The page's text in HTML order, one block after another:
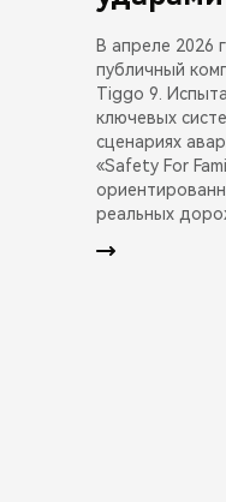
В апреле 2026
публичный
Tiggo 9.
ключевых
сценариях
«Safety For
реальных